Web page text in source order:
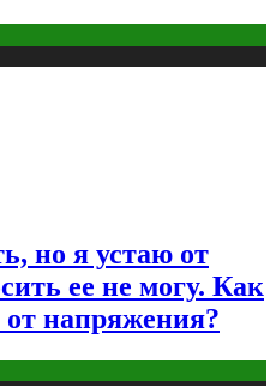
но я устаю от
ее не могу. Как
от напряжения?